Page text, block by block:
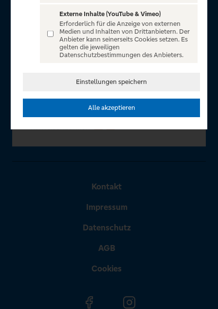
für alle Kunden der Volksbanken Raiffeisenbanken. Auf
unserem einzigartigen Portal finden Sie Tickets für
atemberaubende Konzerte, Musicals und Shows, die
Fußball-Bundesliga sowie die Champions League und die
In Zusammenarbeit mit
Kontakt
Impressum
Datenschutz
AGB
Cookies
Externe Inhalte (YouTube & Vimeo)
Erforderlich für die Anzeige von externen
Medien und Inhalten von Drittanbietern. Der
Anbieter kann seinerseits Cookies setzen. Es
gelten die jeweiligen
Datenschutzbestimmungen des Anbieters.
Einstellungen speichern
Alle akzeptieren